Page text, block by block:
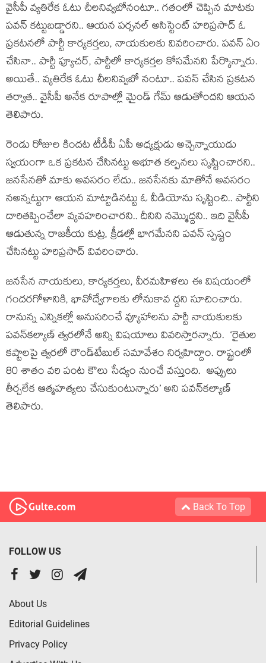
వైసీపీ వ్య‌తిరేక ఓటు చీల‌నివ్వ‌బోనంటూ.. గ‌తంలో చెప్పిన మాట‌కు
ప‌వ‌న్ క‌ట్టుబ‌డ్డార‌ని.. ఆయ‌న ప‌ర్స‌న‌ల్ అసిస్టెంట్ హ‌రిప్ర‌సాద్ ఓ
ప్ర‌క‌ట‌న‌లో పార్టీ కార్య‌క‌ర్త‌లు, నాయ‌కుల‌కు వివ‌రించారు. ప‌వ‌న్ ఏం
చేసినా.. పార్టీ ఫ్యూచ‌ర్‌, పార్టీలో కార్య‌క‌ర్త‌ల కోస‌మేన‌ని పేర్కొన్నారు.
అయితే.. వ్య‌తిరేక ఓటు చీల‌నివ్వ‌బో నంటూ.. ప‌వ‌న్ చేసిన ప్ర‌క‌ట‌న
త‌ర్వాత‌.. వైసీపీ అనేక రూపాల్లో మైండ్ గేమ్ ఆడుతోంద‌ని ఆయ‌న
తెలిపారు.
రెండు రోజుల కింద‌ట టీడీపీ ఏపీ అధ్య‌క్షుడు అచ్చెన్నాయుడు
స్వ‌యంగా ఒక ప్ర‌క‌ట‌న చేసిన‌ట్టు అభూత క‌ల్ప‌న‌లు సృష్టించార‌ని..
జ‌న‌సేన‌తో మాకు అవ‌స‌రం లేదు.. జ‌న‌సేన‌కు మాతోనే అవ‌స‌రం
నఅన్న‌ట్టుగా ఆయ‌న మాట్టాడిన‌ట్టు ఓ వీడియోను సృష్టించి.. పార్టీని
దారిత‌ప్పించేలా వ్య‌వ‌హ‌రించార‌ని.. దీనిని న‌మ్మొద్ద‌ని.. ఇది వైసీపీ
ఆడుతున్న రాజ‌కీయ కుట్ర‌, క్రీడ‌ల్లో భాగ‌మేన‌ని ప‌వ‌న్ స్ప‌ష్టం
చేసిన‌ట్టు హ‌రిప్ర‌సాద్ వివ‌రించారు.
జనసేన నాయకులు, కార్యకర్తలు, వీరమహిళలు ఈ విషయంలో
గందరగోళానికి, భావోద్వేగాలకు లోనుకావ ద్దని సూచించారు.
రానున్న ఎన్నికల్లో అనుసరించే వ్యూహాలను పార్టీ నాయకులకు
పవన్‌కల్యాణ్ త్వ‌ర‌లోనే అన్ని విష‌యాలు వివ‌రిస్తార‌న్నారు. ‘రైతుల
కష్టాలపై త్వరలో రౌండ్‌టేబుల్‌ సమావేశం నిర్వహిద్దాం. రాష్ట్రంలో
80 శాతం వరి పంట కౌలు సేద్యం నుంచే వస్తుంది. అప్పులు
తీర్చలేక ఆత్మహత్యలు చేసుకుంటున్నారు’ అని పవన్‌కల్యాణ్‌
తెలిపారు.
Back To Top
FOLLOW US
About Us
Editorial Guidelines
Privacy Policy